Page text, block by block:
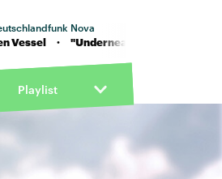
Nova
"Underneath" von Young Franco
Playlist